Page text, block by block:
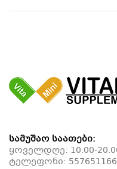
სამუშაო საათები:
ყოველდღე: 10.00-
ტელეფონი: 557651166